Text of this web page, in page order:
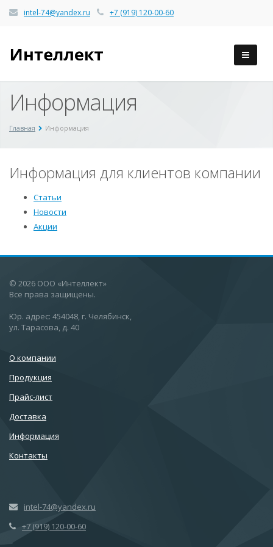
intel-74@yandex.ru +7 (919) 120-00-60
Информация
Главная Информация
Информация для клиентов компании
Статьи
Новости
Акции
© 2026 ООО «Интеллект»
Все права защищены.
Юр. адрес: 454048, г. Челябинск,
ул. Тарасова, д. 40
О компании
Продукция
Прайс-лист
Доставка
Информация
Контакты
intel-74@yandex.ru
+7 (919) 120-00-60